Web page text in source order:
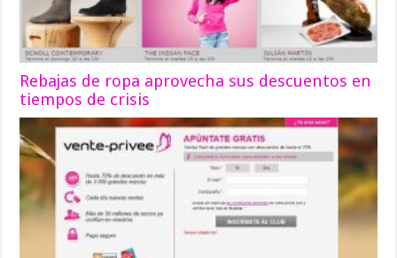
Rebajas de ropa aprovecha sus descuentos en
tiempos de crisis